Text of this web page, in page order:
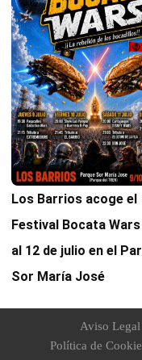
Los Barrios acoge el
Festival Bocata
al 12 de julio en el
Sor María José
Aviso Legal
Política de